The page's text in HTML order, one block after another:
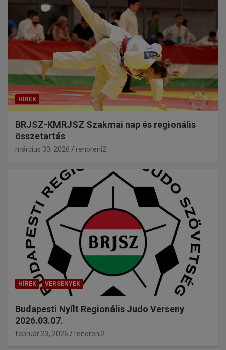
HÍREK
BRJSZ-KMRJSZ Szakmai nap és regionális
összetartás
március 30, 2026 renoreni2
HÍREK VERSENYEK
Budapesti Nyílt Regionális Judo Verseny
2026.03.07.
február 23, 2026 renoreni2